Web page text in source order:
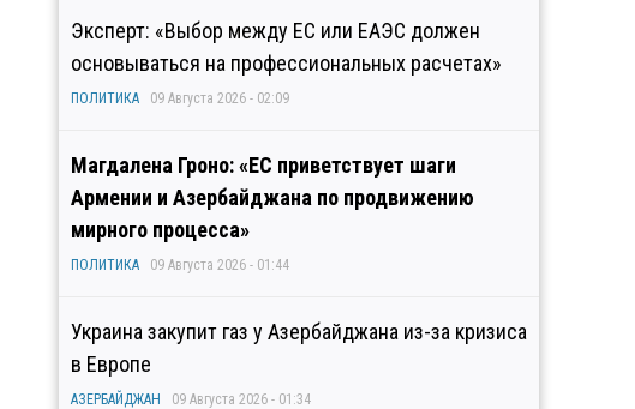
Эксперт: «Выбор между ЕС или ЕАЭС должен
основываться на профессиональных расчетах»
ПОЛИТИКА 09 Августа 2026 - 02:09
Магдалена Гроно: «ЕС приветствует шаги
Армении и Азербайджана по продвижению
мирного процесса»
ПОЛИТИКА 09 Августа 2026 - 01:44
Украина закупит газ у Азербайджана из-за кризиса
в Европе
АЗЕРБАЙДЖАН 09 Августа 2026 - 01:34